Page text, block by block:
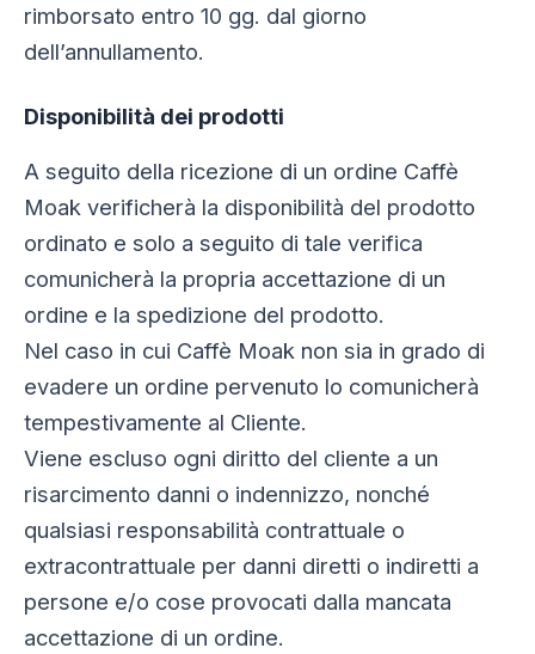
rimborsato entro 10 gg. dal giorno
dell’annullamento.
Disponibilità dei prodotti
A seguito della ricezione di un ordine Caffè
Moak verificherà la disponibilità del prodotto
ordinato e solo a seguito di tale verifica
comunicherà la propria accettazione di un
ordine e la spedizione del prodotto.
Nel caso in cui Caffè Moak non sia in grado di
evadere un ordine pervenuto lo comunicherà
tempestivamente al Cliente.
Viene escluso ogni diritto del cliente a un
risarcimento danni o indennizzo, nonché
qualsiasi responsabilità contrattuale o
extracontrattuale per danni diretti o indiretti a
persone e/o cose provocati dalla mancata
accettazione di un ordine.